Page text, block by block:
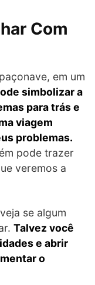
Com
em um
simbolizar a
para trás e
viagem
problemas.
pode trazer
veremos a
se algum
Talvez você
e abrir
o